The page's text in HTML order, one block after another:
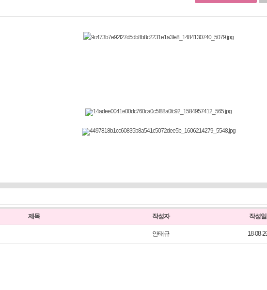
제목 작성자 작성일
안태규 18-08-